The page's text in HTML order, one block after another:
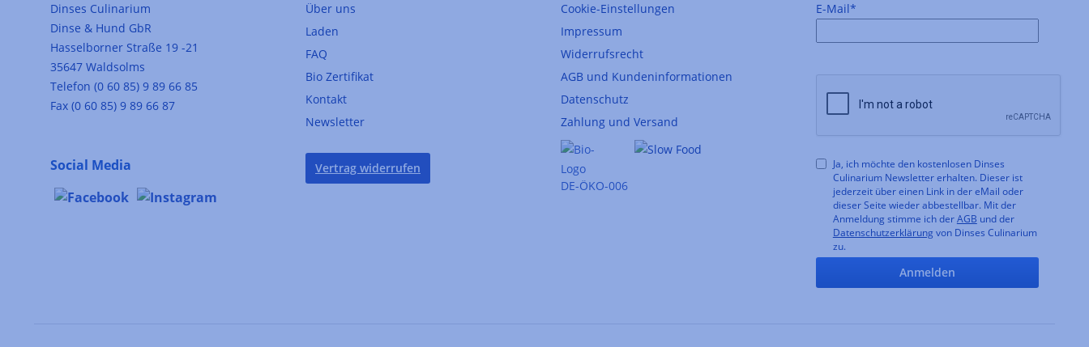
Dinses Culinarium
Dinse & Hund GbR
Hasselborner Straße 19 -21
35647 Waldsolms
Telefon (0 60 85) 9 89 66 85
Fax (0 60 85) 9 89 66 87
Social Media
Über uns
Laden
FAQ
Bio Zertifikat
Kontakt
Newsletter
Vertrag widerrufen
Cookie-Einstellungen
Impressum
Widerrufsrecht
AGB und Kundeninformationen
Datenschutz
Zahlung und Versand
DE-ÖKO-006
E-Mail*
Ja, ich möchte den kostenlosen Dinses
Culinarium Newsletter erhalten. Dieser ist
jederzeit über einen Link in der eMail oder
dieser Seite wieder abbestellbar. Mit der
Anmeldung stimme ich derAGB und der
Datenschutzerklärung von Dinses Culinarium
zu.
Anmelden